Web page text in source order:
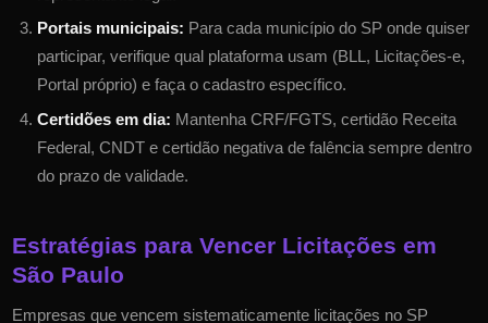
Portais municipais: Para cada município do SPonde quiser
participar, verifique qual plataforma usam (BLL, Licitações-e,
Portal próprio) e faça o cadastro específico.
Certidões em dia: Mantenha CRF/FGTS, certidão Receita
Federal, CNDT e certidão negativa de falência sempre dentro
do prazo de validade.
Estratégias para Vencer Licitações em
São Paulo
Empresas que vencem sistematicamente licitações no SP